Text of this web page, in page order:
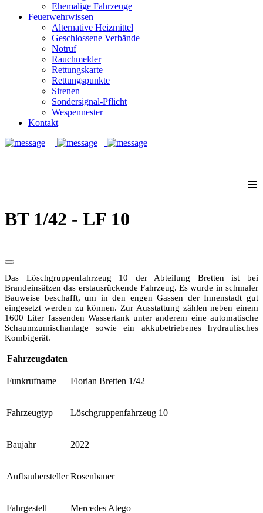
Ehemalige Fahrzeuge
Feuerwehrwissen
Alternative Heizmittel
Geschlossene Verbände
Notruf
Rauchmelder
Rettungskarte
Rettungspunkte
Sirenen
Sondersignal-Pflicht
Wespennester
Kontakt
≡
BT 1/42 - LF 10
Das Löschgruppenfahrzeug 10 der Abteilung Bretten ist bei
Brandeinsätzen das erstausrückende Fahrzeug. Es wurde in schmaler
Bauweise beschafft, um in den engen Gassen der Innenstadt gut
eingesetzt werden zu können. Zur Ausstattung zählen neben einem
1600 Liter fassenden Wassertank unter anderem eine automatische
Schaum­zumischanlage sowie ein akku­betriebenes hydraulisches
Kombigerät.
Fahrzeugdaten
Funkrufname Florian Bretten 1/42
Fahrzeugtyp Löschgruppenfahrzeug 10
Baujahr 2022
Aufbauhersteller Rosenbauer
Fahrgestell Mercedes Atego